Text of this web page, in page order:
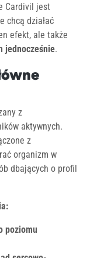
Cardivil jest
chcą działać
efekt, ale także
jednocześnie.
z
aktywnych.
z
organizm w
dbających o profil
poziomu